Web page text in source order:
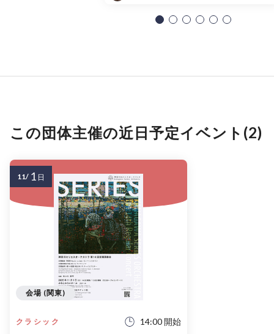
この団体主催の近日予定イベント(2)
クラシック 14:00 開始
会場 (関東)
11/ 1 日